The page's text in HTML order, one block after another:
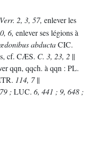
Verr. 2, 3, 57, enlever les
6, enlever ses légions à
abductaCIC.
cf. CÆS. C. 3, 23, 2 ||
qqn, qqch. à qqn : PL.
114, 7||
; LUC. 6, 441 ; 9, 648 ;